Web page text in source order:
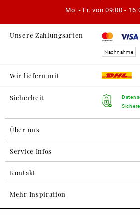
Mo. - Fr. von 09:00 -
Unsere Zahlungsarten
Nachnahme
Wir liefern mit
Sicherheit
Über uns
Service Infos
Kontakt
Mehr Inspiration